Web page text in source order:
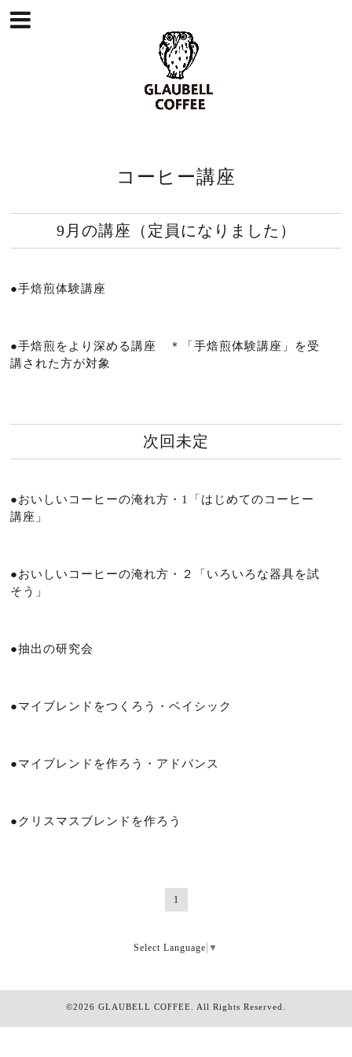
コーヒー講座
9月の講座（定員になりました）
●手焙煎体験講座
●手焙煎をより深める講座 ＊「手焙煎体験講座」を受
講された方が対象
次回未定
●おいしいコーヒーの淹れ方・1「はじめてのコーヒー
講座」
●おいしいコーヒーの淹れ方・２「いろいろな器具を試
そう」
●抽出の研究会
●マイブレンドをつくろう・ベイシック
●マイブレンドを作ろう・アドバンス
●クリスマスブレンドを作ろう
1
Select Language ▼
©2026 GLAUBELL COFFEE . All Rights Reserved.